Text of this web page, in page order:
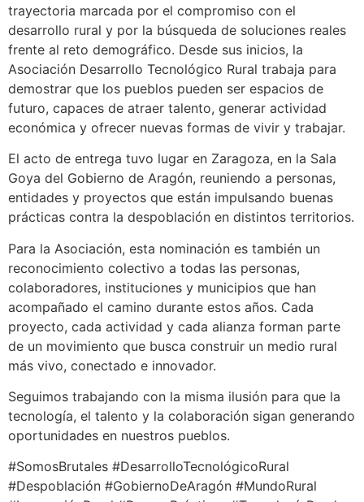
trayectoria marcada por el compromiso con el
desarrollo rural y por la búsqueda de soluciones reales
frente al reto demográfico. Desde sus inicios, la
Asociación Desarrollo Tecnológico Rural trabaja para
demostrar que los pueblos pueden ser espacios de
futuro, capaces de atraer talento, generar actividad
económica y ofrecer nuevas formas de vivir y trabajar.
El acto de entrega tuvo lugar en Zaragoza, en la Sala
Goya del Gobierno de Aragón, reuniendo a personas,
entidades y proyectos que están impulsando buenas
prácticas contra la despoblación en distintos territorios.
Para la Asociación, esta nominación es también un
reconocimiento colectivo a todas las personas,
colaboradores, instituciones y municipios que han
acompañado el camino durante estos años. Cada
proyecto, cada actividad y cada alianza forman parte
de un movimiento que busca construir un medio rural
más vivo, conectado e innovador.
Seguimos trabajando con la misma ilusión para que la
tecnología, el talento y la colaboración sigan generando
oportunidades en nuestros pueblos.
#SomosBrutales #DesarrolloTecnológicoRural
#Despoblación #GobiernoDeAragón #MundoRural